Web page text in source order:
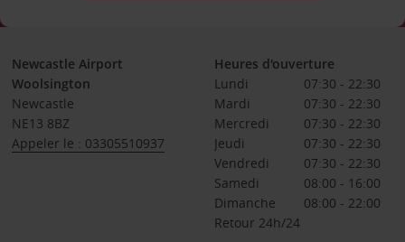
Newcastle Airport
Woolsington
Newcastle
NE13 8BZ
Appeler le : 03305510937
Heures d'ouverture
Lundi
07:30 - 22:30
Mardi
07:30 - 22:30
Mercredi
07:30 - 22:30
Jeudi
07:30 - 22:30
Vendredi
07:30 - 22:30
Samedi
08:00 - 16:00
Dimanche
08:00 - 22:00
Retour 24h/24